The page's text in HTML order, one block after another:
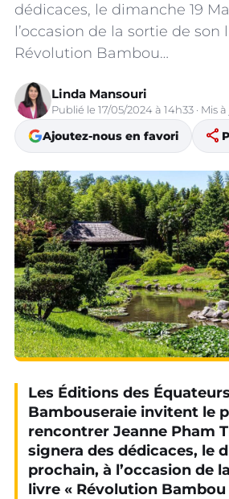
dédicaces, le dimanche 19
l’occasion de la sortie de son
Révolution Bambou…
Linda Mansouri
Publié le 17/05/2024 à 14h33 · Mis
Ajoutez-nous en favori share
Les Éditions des
Bambouseraie invitent le
rencontrer Jeanne Pham
signera des dédicaces, le
prochain, à l’occasion de
livre « Révolution Bambou